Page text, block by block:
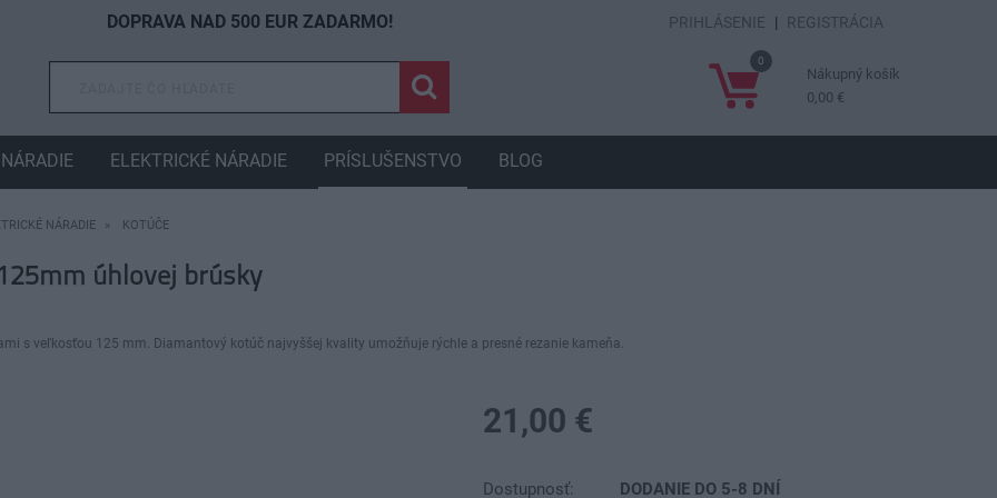
NÁRADIE KOTÚČE
úhlovej brúsky
s veľkosťou 125 mm. Diamantový kotúč najvyššej kvality umožňuje rýchle a presné rezanie kameňa.
21,00 €
Dostupnosť: DODANIE DO 5-8 DNÍ
DOPRAVA NAD 500 EUR ZADARMO! PRIHLÁSENIE | REGISTRÁCIA
0
Nákupný košík
0,00 €
ELEKTRICKÉ NÁRADIE PRÍSLUŠENSTVO BLOG